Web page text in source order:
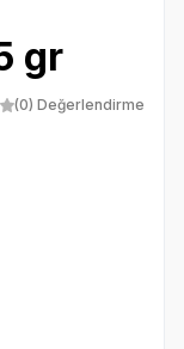
gr
(0) Değerlendirme